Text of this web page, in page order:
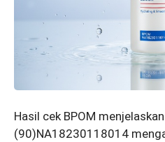
Hasil cek BPOM
(90)NA18230118014